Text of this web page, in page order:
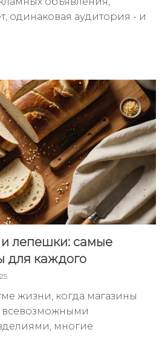
одинаковая аудитория - и
лепешки: самые
для каждого
жизни, когда магазины
всевозможными
многие